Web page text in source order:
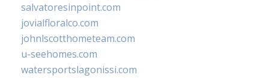
salvatoresinpoint.com
jovialfloralco.com
johnlscotthometeam.com
u-seehomes.com
watersportslagonissi.com